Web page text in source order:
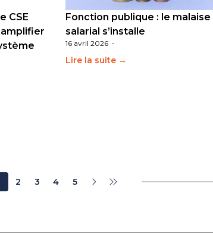
CSE
Fonction publique : le malaise
salarial s’installe
16 avril 2026 -
Lire la suite →
2 3 4 5